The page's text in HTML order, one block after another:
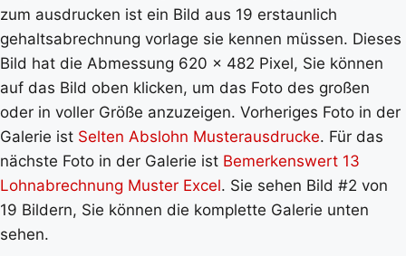
zum ausdrucken ist ein Bild aus 19 erstaunlich
gehaltsabrechnung vorlage sie kennen müssen. Dieses
Bild hat die Abmessung 620 x 482 Pixel, Sie können
auf das Bild oben klicken, um das Foto des großen
oder in voller Größe anzuzeigen. Vorheriges Foto in der
Galerie ist Selten Abslohn Musterausdrucke. Für das
nächste Foto in der Galerie ist Bemerkenswert 13
Lohnabrechnung Muster Excel. Sie sehen Bild #2 von
19 Bildern, Sie können die komplette Galerie unten
sehen.